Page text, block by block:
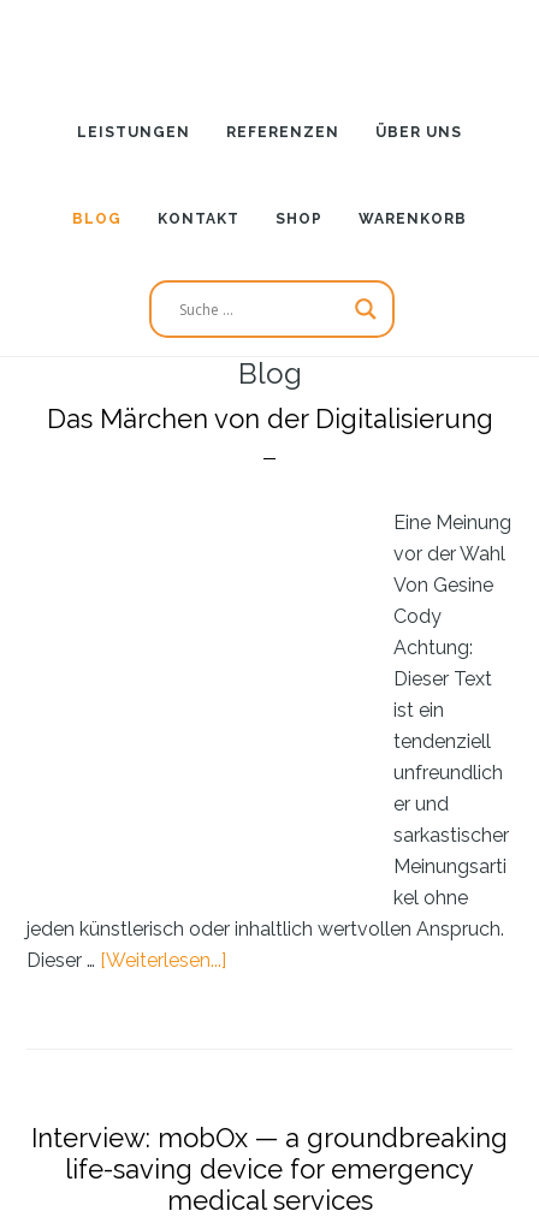
LEISTUNGEN REFERENZEN ÜBER UNS
BLOG KONTAKT SHOP WARENKORB
Blog
Das Märchen von der Digitalisierung
Eine Meinung
vor der Wahl
Von Gesine
Cody
Achtung:
Dieser Text
ist ein
tendenziell
unfreundlich
er und
sarkastischer
Meinungsarti
kel ohne
jeden künstlerisch oder inhaltlich wertvollen Anspruch.
Dieser … [Weiterlesen...]
Interview: mobOx — a groundbreaking
life-saving device for emergency
medical services